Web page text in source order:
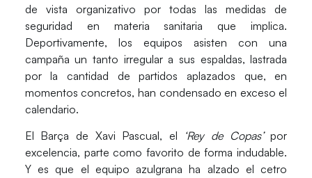
de vista organizativo por todas las medidas de
seguridad en materia sanitaria que implica.
Deportivamente, los equipos asisten con una
campaña un tanto irregular a sus espaldas, lastrada
por la cantidad de partidos aplazados que, en
momentos concretos, han condensado en exceso el
calendario.
El Barça de Xavi Pascual, el ‘Rey de Copas’por
excelencia, parte como favorito de forma indudable.
Y es que el equipo azulgrana ha alzado el cetro